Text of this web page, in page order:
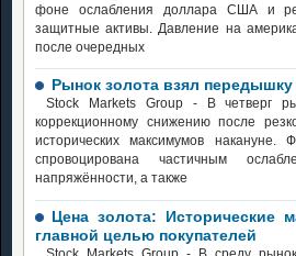
фоне ослабления доллара США и
защитные активы. Давление на
после очередных
Рынок золота взял
Stock Markets Group - В четверг
коррекционному снижению после
исторических максимумов
спровоцирована частичным
напряжённости, а также
Цена золота: Исторические
главной целью покупателей